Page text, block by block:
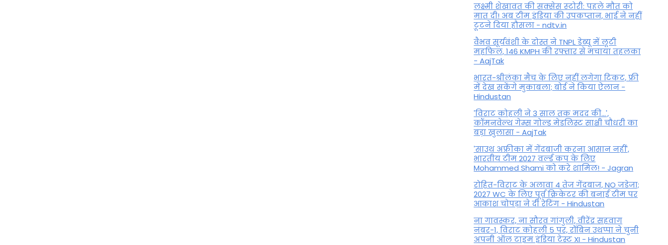
लक्ष्मी शेखावत की सक्‍सेस स्‍टोरी: पहले मौत को
मात दी! अब टीम इंडिया की उपकप्तान, भाई ने नहीं
टूटने दिया हौसला - ndtv.in
वैभव सूर्यवंशी के दोस्त ने TNPL डेब्यू में लूटी
महफिल, 146 KMPH की रफ्तार से मचाया तहलका
- AajTak
भारत-श्रीलंका मैच के लिए नहीं लगेगा टिकट, फ्री
में देख सकेंगे मुकाबला; बोर्ड ने किया ऐलान -
Hindustan
'विराट कोहली ने 3 साल तक मदद की...',
कॉमनवेल्थ गेम्स गोल्ड मेडलिस्ट साक्षी चौधरी का
बड़ा खुलासा - AajTak
'साउथ अफ्रीका में गेंदबाजी करना आसान नहीं',
भारतीय टीम 2027 वर्ल्‍ड कप के लिए
Mohammed Shami को करे शामिल! - Jagran
रोहित-विराट के अलावा 4 तेज गेंदबाज, NO जडेजा;
2027 WC के लिए पूर्व क्रिकेटर की बनाई टीम पर
आकाश चोपड़ा ने दी रेटिंग - Hindustan
ना गावस्कर, ना सौरव गांगुली, वीरेंद्र सहवाग
नंबर-1, विराट कोहली 5 पर, रॉबिन उथप्पा ने चुनी
अपनी ऑल टाइम इंडिया टेस्ट XI - Hindustan